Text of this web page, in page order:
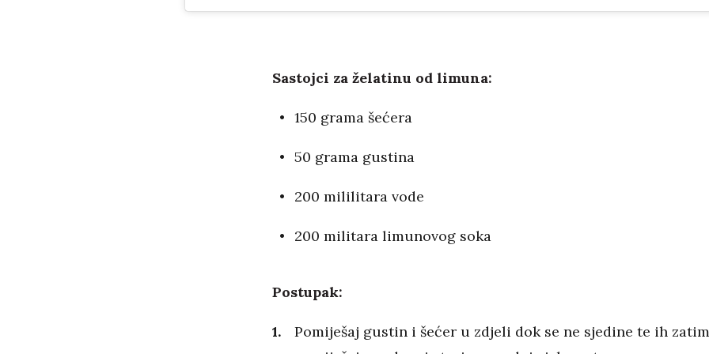
Sastojci za želatinu od limuna:
150 grama šećera
50 grama gustina
200 mililitara vode
200 militara limunovog soka
Postupak:
Pomiješaj gustin i šećer u zdjeli dok se ne sjedine te ih zatim